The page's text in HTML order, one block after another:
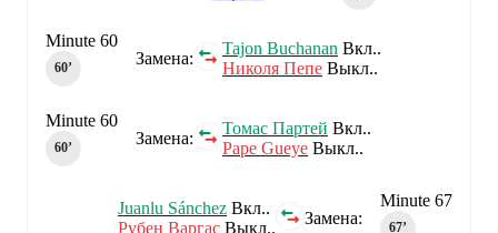
Замена:
Tajon Buchanan Вкл..
Николя Пепе Выкл..
Minute 60
60‎’‎
Замена:
Томас Партей Вкл..
Pape Gueye Выкл..
Minute 60
60‎’‎
Minute 67
67‎’‎
Замена:
Juanlu Sánchez Вкл..
Рубен Варгас Выкл..